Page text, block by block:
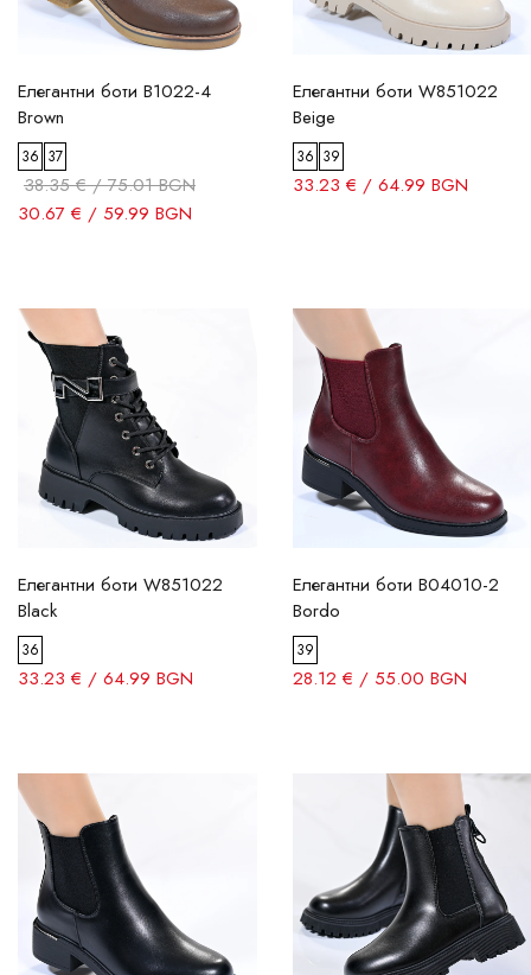
Елегантни боти B1022-4
Brown
36 37
38.35 € / 75.01 BGN
30.67 € / 59.99 BGN
Елегантни боти W851022
Beige
36 39
33.23 € / 64.99 BGN
Елегантни боти W851022
Black
36
33.23 € / 64.99 BGN
Елегантни боти B04010-2
Bordo
39
28.12 € / 55.00 BGN